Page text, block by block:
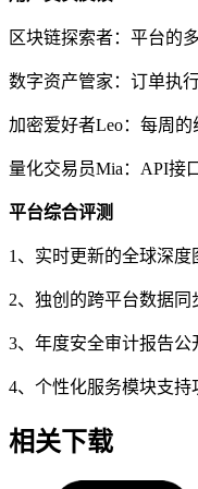
区块链探索者：平台的
数字资产管家：订单执
加密爱好者Leo：每周的
量化交易员Mia：API接
平台综合评测
1、实时更新的全球深
2、独创的跨平台数据
3、年度安全审计报告
4、个性化服务模块支
相关下载